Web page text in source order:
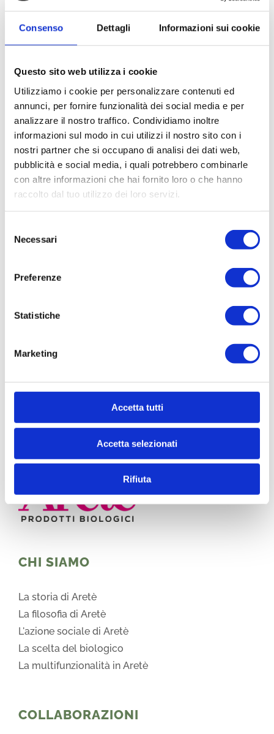
Consenso Dettagli Informazioni sui cookie
Questo sito web utilizza i cookie
Utilizziamo i cookie per personalizzare contenuti ed
annunci, per fornire funzionalità dei social media e per
analizzare il nostro traffico. Condividiamo inoltre
informazioni sul modo in cui utilizzi il nostro sito con i
nostri partner che si occupano di analisi dei dati web,
pubblicità e social media, i quali potrebbero combinarle
con altre informazioni che hai fornito loro o che hanno
raccolto dal tuo utilizzo dei loro servizi.
delNecessari
Preferenze
Statistiche
Marketing
Accetta tutti
Accetta selezionati
Rifiuta
contenitore ermetico, coprendolo con un filo d’olio
Conservare in frigorifero fino al momento dell’uso.
CHI SIAMO
La storia di Aretè
La filosofia di Aretè
L'azione sociale di Aretè
La scelta del biologico
La multifunzionalità in Aretè
COLLABORAZIONI